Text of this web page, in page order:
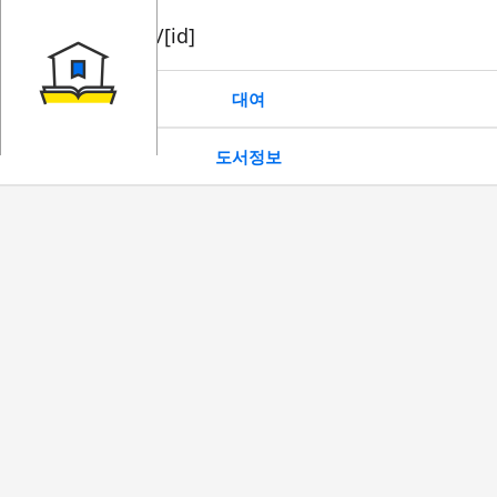
book/rent/[id]
대여
도서정보